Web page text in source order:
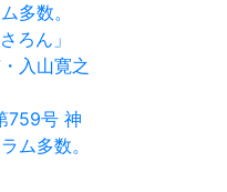
多数。
ろん」
入山寛之
759号 神
ム多数。